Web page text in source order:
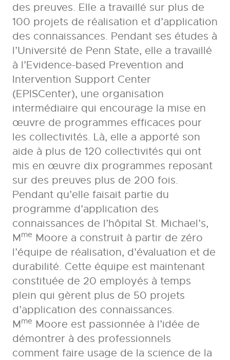
des preuves. Elle a travaillé sur plus de
100 projets de réalisation et d’application
des connaissances. Pendant ses études à
l’Université de Penn State, elle a travaillé
à l’Evidence-based Prevention and
Intervention Support Center
(EPISCenter), une organisation
intermédiaire qui encourage la mise en
œuvre de programmes efficaces pour
les collectivités. Là, elle a apporté son
aide à plus de 120 collectivités qui ont
mis en œuvre dix programmes reposant
sur des preuves plus de 200 fois.
Pendant qu’elle faisait partie du
programme d’application des
connaissances de l’hôpital St. Michael’s,
Mme Moore a construit à partir de zéro
l’équipe de réalisation, d’évaluation et de
durabilité. Cette équipe est maintenant
constituée de 20 employés à temps
plein qui gèrent plus de 50 projets
d’application des connaissances.
Mme Moore est passionnée à l’idée de
démontrer à des professionnels
comment faire usage de la science de la